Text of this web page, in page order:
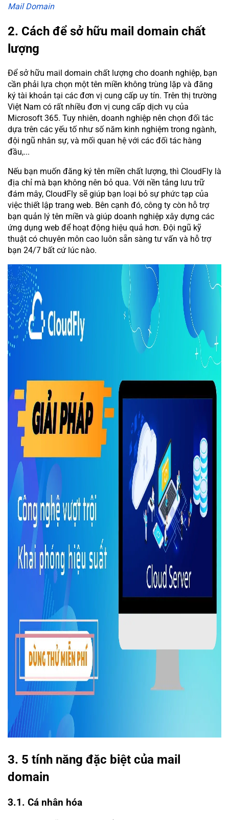
Mail Domain
2. Cách để sở hữu mail domain chất
lượng
Để sở hữu mail domain chất lượng cho doanh nghiệp, bạn
cần phải lựa chọn một tên miền không trùng lặp và đăng
ký tài khoản tại các đơn vị cung cấp uy tín. Trên thị trường
Việt Nam có rất nhiều đơn vị cung cấp dịch vụ của
Microsoft 365. Tuy nhiên, doanh nghiệp nên chọn đối tác
dựa trên các yếu tố như số năm kinh nghiệm trong ngành,
đội ngũ nhân sự, và mối quan hệ với các đối tác hàng
đầu,...
Nếu bạn muốn đăng ký tên miền chất lượng, thì CloudFly là
địa chỉ mà bạn không nên bỏ qua. Với nền tảng lưu trữ
đám mây, CloudFly sẽ giúp bạn loại bỏ sự phức tạp của
việc thiết lập trang web. Bên cạnh đó, công ty còn hỗ trợ
bạn quản lý tên miền và giúp doanh nghiệp xây dựng các
ứng dụng web để hoạt động hiệu quả hơn. Đội ngũ kỹ
thuật có chuyên môn cao luôn sẵn sàng tư vấn và hỗ trợ
bạn 24/7 bất cứ lúc nào.
3. 5 tính năng đặc biệt của mail
domain
3.1. Cá nhân hóa